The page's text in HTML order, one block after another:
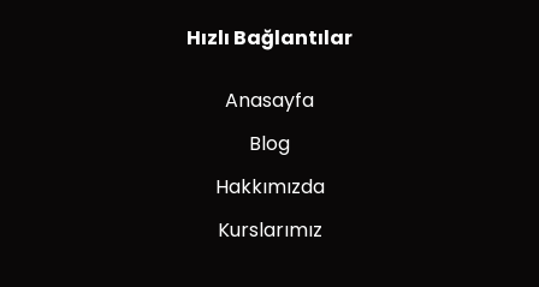
Hızlı Bağlantılar
Anasayfa
Blog
Hakkımızda
Kurslarımız